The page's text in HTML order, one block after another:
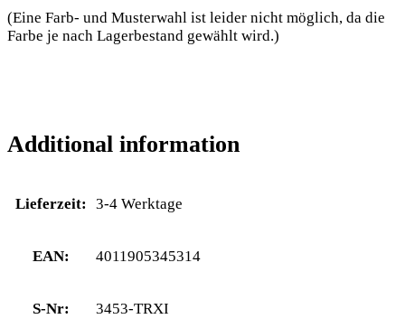
(Eine Farb- und Musterwahl ist leider nicht möglich, da die
Farbe je nach Lagerbestand gewählt wird.)
Additional information
Lieferzeit: 3-4 Werktage
EAN: 4011905345314
S-Nr: 3453-TRXI